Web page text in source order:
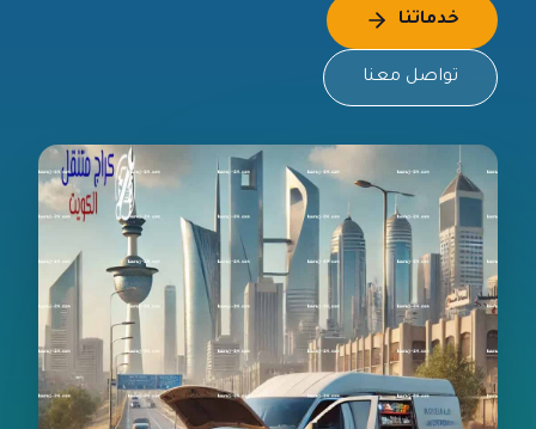
خدماتنا
تواصل معنا